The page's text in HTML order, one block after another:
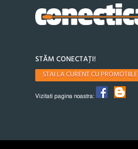
STĂM CONECTAȚI!
STAI LA CURENT CU PROMOTIILE
Vizitati pagina noastra: